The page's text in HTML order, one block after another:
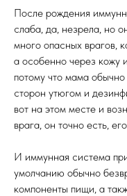
После рождения
слаба, да, незрела, но
много опасных врагов,
а особенно через кожу
потому что мама
сторон утюгом и
вот на этом месте и
врага, он точно есть,
И иммунная система
умолчанию обычно
компоненты пищи, а